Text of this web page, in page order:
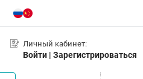
Личный кабинет:
Войти | Зарегистрироваться